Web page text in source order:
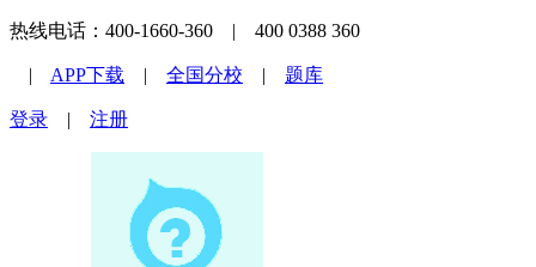
热线电话：400-1660-360 | 400 0388 360
| APP下载 | 全国分校 | 题库
登录 | 注册